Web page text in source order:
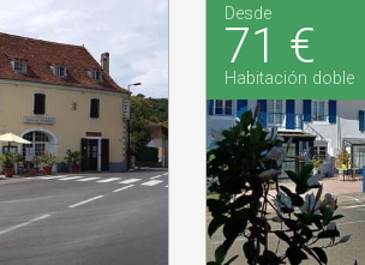
Desde
71 €
Habitación doble